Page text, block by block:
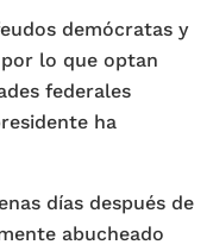
demócratas y
lo que optan
federales
ha
días después de
abucheado